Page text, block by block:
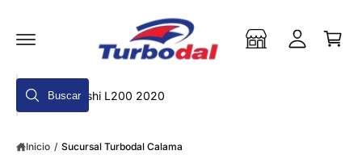
A
L
N
E
N
D
O
B
u
c
Buscar
r
ri
Inicio / Sucursal Turbodal Calama